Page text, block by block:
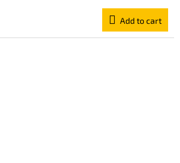
Add to cart